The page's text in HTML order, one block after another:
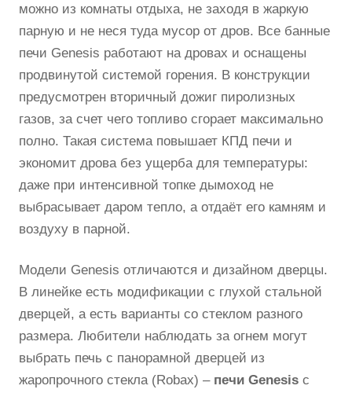
можно из комнаты отдыха, не заходя в жаркую
парную и не неся туда мусор от дров. Все банные
печи Genesis работают на дровах и оснащены
продвинутой системой горения. В конструкции
предусмотрен вторичный дожиг пиролизных
газов, за счет чего топливо сгорает максимально
полно. Такая система повышает КПД печи и
экономит дрова без ущерба для температуры:
даже при интенсивной топке дымоход не
выбрасывает даром тепло, а отдаёт его камням и
воздуху в парной.
Модели Genesis отличаются и дизайном дверцы.
В линейке есть модификации с глухой стальной
дверцей, а есть варианты со стеклом разного
размера. Любители наблюдать за огнем могут
выбрать печь с панорамной дверцей из
жаропрочного стекла (Robax) – печи Genesis с